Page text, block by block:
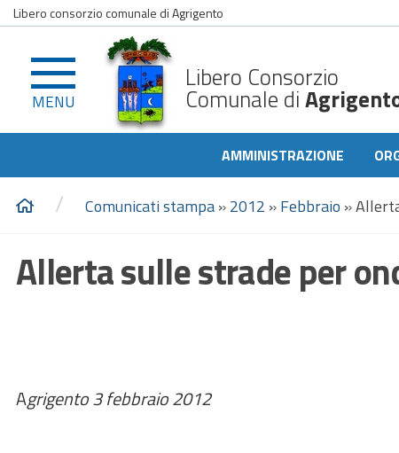
Libero consorzio comunale di Agrigento
MENU
Libero Consorzio
Comunale di
AMMINISTRAZIONE
/ Comunicati stampa»2012 »Febbraio »
Allerta sulle strade per
Agrigento 3 febbraio 2012